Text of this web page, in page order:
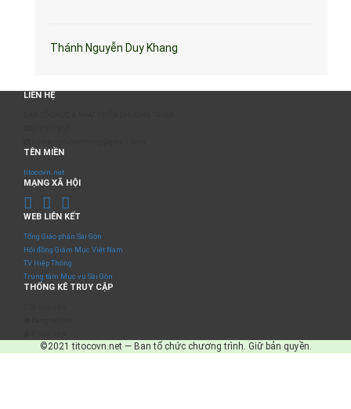
Thánh Nguyễn Duy Khang
LIÊN HỆ
TÊN MIỀN
titocovn.net
MẠNG XÃ HỘI
WEB LIÊN KẾT
Tổng Giáo phận Sài Gòn
Hội đồng Giám Mục Việt Nam
TV Hiệp Thông
Trung tâm Mục vụ Sài Gòn
THỐNG KÊ TRUY CẬP
©2021 titocovn.net — Ban tổ chức chương trình. Giữ bản quyền.